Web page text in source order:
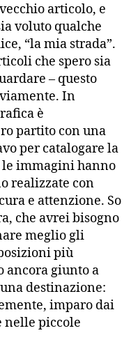
articolo, e
voluto qualche
“la mia strada”.
che spero sia
– questo
In
è
partito con una
per catalogare la
immagini hanno
realizzate con
e attenzione. So
che avrei bisogno
meglio gli
più
ancora giunto a
destinazione:
imparo dai
nelle piccole